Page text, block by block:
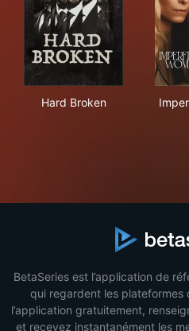
Hard Broken
BetaSeries est l’application de
qui regardent les plateformes
l’application gratuitement,
et recevez instantanément les